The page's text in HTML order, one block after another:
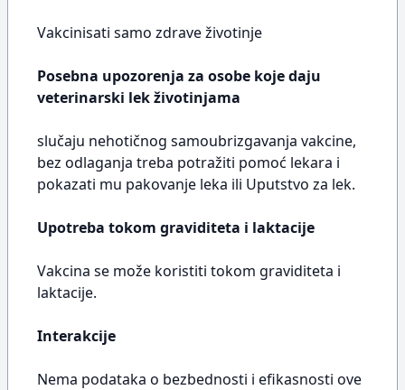
Vakcinisati samo zdrave životinje
Posebna upozorenja za osobe koje daju
veterinarski lek životinjama
slučaju nehotičnog samoubrizgavanja vakcine,
bez odlaganja treba potražiti pomoć lekara i
pokazati mu pakovanje leka ili Uputstvo za lek.
Upotreba tokom graviditeta i laktacije
Vakcina se može koristiti tokom graviditeta i
laktacije.
Interakcije
Nema podataka o bezbednosti i efikasnosti ove